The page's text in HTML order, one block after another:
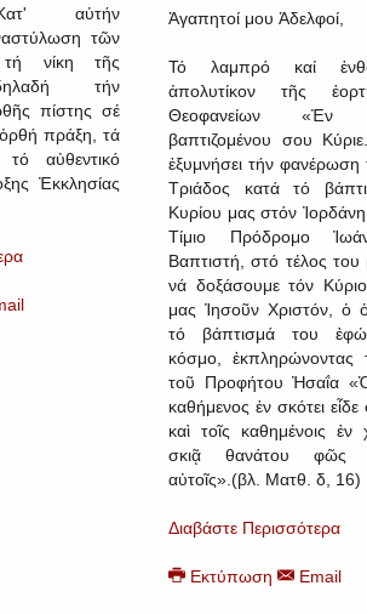
αὐτήν
τῶν
νίκη τῆς
τήν
πίστης σέ
πράξη, τά
αὐθεντικό
Ἐκκλησίας
Ἀγαπητοί μου Ἀδελφοί,
Τό λαμπρό καί
ἀπολυτίκον τῆς
Θεοφανείων «Ἐν
βαπτιζομένου σου
ἐξυμνήσει τήν φανέρωση
Τριάδος κατά τό
Κυρίου μας στόν
Τίμιο Πρόδρομο
Βαπτιστή, στό τέλος του
νά δοξάσουμε τόν
μας Ἰησοῦν Χριστόν, ὁ
τό βάπτισμά του
κόσμο, ἐκπληρώνοντας
τοῦ Προφήτου Ἠσαΐα
καθήμενος ἐν σκότει
καὶ τοῖς καθημένοις
σκιᾷ θανάτου φῶς
αὐτοῖς».(βλ. Ματθ. δ, 16)
Διαβάστε Περισσότερα
Εκτύπωση Email